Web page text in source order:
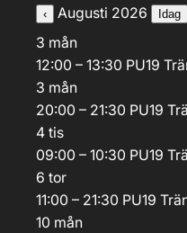
‹ Augusti 2026 Idag
3 mån
12:00 – 13:30 PU19
3 mån
20:00 – 21:30 PU19
4 tis
09:00 – 10:30 PU19
6 tor
11:00 – 21:30 PU19
10 mån